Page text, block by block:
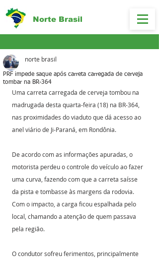
Norte Brasil
PRF impede saque após carreta carregada de cerveja
tombar na BR-364
norte brasil
Uma carreta carregada de cerveja tombou na
madrugada desta quarta-feira (18) na BR-364,
nas proximidades do viaduto que dá acesso ao
anel viário de Ji-Paraná, em Rondônia.
De acordo com as informações apuradas, o
motorista perdeu o controle do veículo ao fazer
uma curva, fazendo com que a carreta saísse
da pista e tombasse às margens da rodovia.
Com o impacto, a carga ficou espalhada pelo
local, chamando a atenção de quem passava
pela região.
O condutor sofreu ferimentos, principalmente